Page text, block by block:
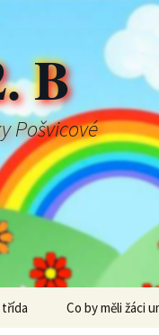
B
Pošvicové
třída Co by měli žáci